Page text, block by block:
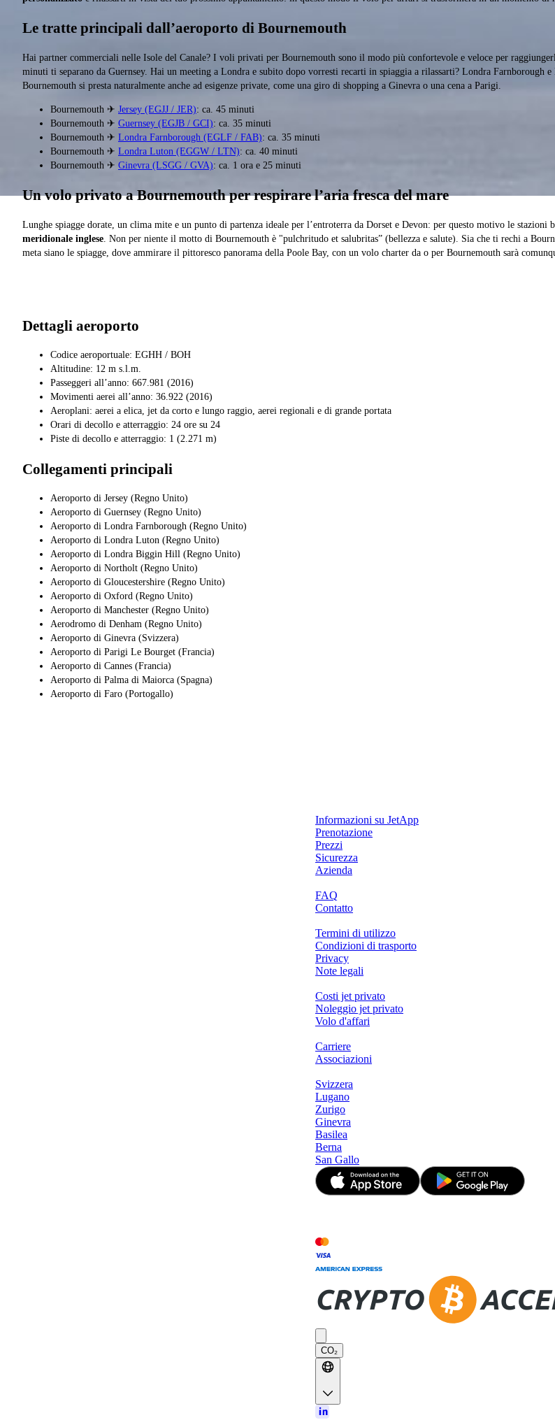
Le tratte principali dall’aeroporto di Bournemouth
Hai partner commerciali nelle Isole del Canale? I voli privati per Bournemouth sono il modo più confortevole e veloce per
minuti ti separano da Guernsey. Hai un meeting a Londra e subito dopo vorresti recarti in spiaggia a rilassarti? Londra
Bournemouth si presta naturalmente anche ad esigenze private, come una giro di shopping a Ginevra o una cena a Parigi.
Bournemouth ✈ Jersey (EGJJ / JER): ca. 45 minuti
Bournemouth ✈ Guernsey (EGJB / GCI): ca. 35 minuti
Bournemouth ✈ Londra Farnborough (EGLF / FAB): ca. 35 minuti
Bournemouth ✈ Londra Luton (EGGW / LTN): ca. 40 minuti
Bournemouth ✈ Ginevra (LSGG / GVA): ca. 1 ora e 25 minuti
Un volo privato a Bournemouth per respirare l’aria fresca del mare
Lunghe spiagge dorate, un clima mite e un punto di partenza ideale per l’entroterra da Dorset e Devon: per questo motivo le stazioni
meridionale inglese . Non per niente il motto di Bournemouth è "pulchritudo et salubritas” (bellezza e salute). Sia che ti rechi a
meta siano le spiagge, dove ammirare il pittoresco panorama della Poole Bay, con un volo charter da o per Bournemouth sarà
Dettagli aeroporto
Codice aeroportuale: EGHH / BOH
Altitudine: 12 m s.l.m.
Passeggeri all’anno: 667.981 (2016)
Movimenti aerei all’anno: 36.922 (2016)
Aeroplani: aerei a elica, jet da corto e lungo raggio, aerei regionali e di grande portata
Orari di decollo e atterraggio: 24 ore su 24
Piste di decollo e atterraggio: 1 (2.271 m)
Collegamenti principali
Aeroporto di Jersey (Regno Unito)
Aeroporto di Guernsey (Regno Unito)
Aeroporto di Londra Farnborough (Regno Unito)
Aeroporto di Londra Luton (Regno Unito)
Aeroporto di Londra Biggin Hill (Regno Unito)
Aeroporto di Northolt (Regno Unito)
Aeroporto di Gloucestershire (Regno Unito)
Aeroporto di Oxford (Regno Unito)
Aeroporto di Manchester (Regno Unito)
Aerodromo di Denham (Regno Unito)
Aeroporto di Ginevra (Svizzera)
Aeroporto di Parigi Le Bourget (Francia)
Aeroporto di Cannes (Francia)
Aeroporto di Palma di Maiorca (Spagna)
Aeroporto di Faro (Portogallo)
Informazioni su JetApp
Prenotazione
Prezzi
Sicurezza
Azienda
FAQ
Contatto
Termini di utilizzo
Condizioni di trasporto
Privacy
Note legali
Costi jet privato
Noleggio jet privato
Volo d'affari
Carriere
Associazioni
Svizzera
Lugano
Zurigo
Ginevra
Basilea
Berna
San Gallo
CO₂